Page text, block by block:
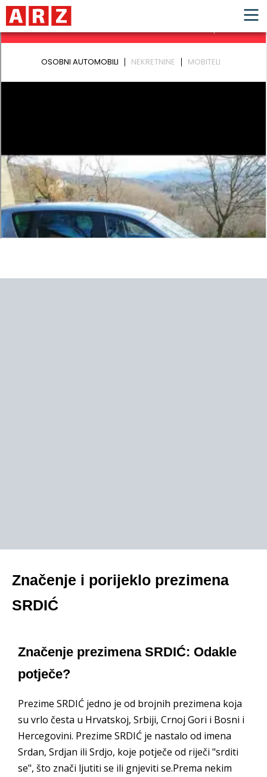
Značenje i porijeklo prezimena
SRDIĆ
Značenje prezimena SRDIĆ: Odakle
potječe?
Prezime SRDIĆ jedno je od brojnih prezimena koja
su vrlo česta u Hrvatskoj, Srbiji, Crnoj Gori i Bosni i
Hercegovini. Prezime SRDIĆ je nastalo od imena
Srdan, Srdjan ili Srdjo, koje potječe od riječi "srditi
se", što znači ljutiti se ili gnjeviti se.Prema nekim